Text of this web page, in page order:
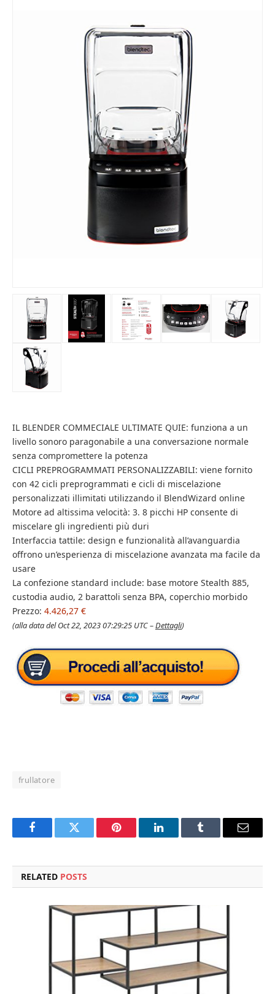
IL BLENDER COMMECIALE ULTIMATE QUIE: funziona a un
livello sonoro paragonabile a una conversazione normale
senza compromettere la potenza
CICLI PREPROGRAMMATI PERSONALIZZABILI: viene fornito
con 42 cicli preprogrammati e cicli di miscelazione
personalizzati illimitati utilizzando il BlendWizard online
Motore ad altissima velocità: 3. 8 picchi HP consente di
miscelare gli ingredienti più duri
Interfaccia tattile: design e funzionalità all’avanguardia
offrono un’esperienza di miscelazione avanzata ma facile da
usare
La confezione standard include: base motore Stealth 885,
custodia audio, 2 barattoli senza BPA, coperchio morbido
Prezzo: 4.426,27 €
(alla data del Oct 22, 2023 07:29:25 UTC –Dettagli)
frullatore
FacebookTwitter Pinterest LinkedInTumblr Email
RELATED POSTS